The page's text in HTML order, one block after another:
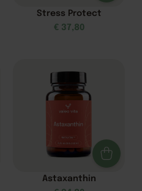
Stress Protect
€ 37,80
Astaxanthin